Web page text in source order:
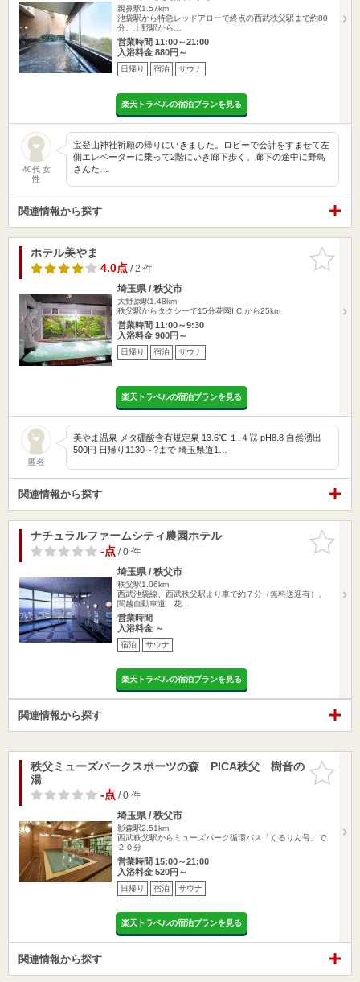
親鼻駅1.57km
池袋駅から特急レッドアローで終点の西武秩父駅まで約80
分。上野駅から…
営業時間 11:00～21:00
入浴料金 880円～
日帰り 宿泊 サウナ
楽天トラベルの宿泊プランを見る
40代 女
性
宝登山神社祈願の帰りにいきました。ロビーで会計をすませて左
側エレベーターに乗って2階にいき廊下歩く。廊下の途中に野鳥
さんた…
関連情報から探す
お気に入
りに追加
ホテル美やま
4.0点/ 2 件
埼玉県 / 秩父市
大野原駅1.48km
秩父駅からタクシーで15分花園I.C.から25km
営業時間 11:00～9:30
入浴料金 900円～
日帰り 宿泊 サウナ
楽天トラベルの宿泊プランを見る
匿名
美やま温泉 メタ硼酸含有規定泉 13.6℃ １.４㍑ pH8.8 自然湧出
500円 日帰り1130～?まで 埼玉県道1…
関連情報から探す
お気に入
りに追加
ナチュラルファームシティ農園ホテル
-点/ 0 件
埼玉県 / 秩父市
秩父駅1.06km
西武池袋線、西武秩父駅より車で約７分（無料送迎有）、
関越自動車道 花…
営業時間
入浴料金 ～
宿泊 サウナ
楽天トラベルの宿泊プランを見る
関連情報から探す
お気に入
りに追加
秩父ミューズパークスポーツの森 PICA秩父 樹音の
湯
-点/ 0 件
埼玉県 / 秩父市
影森駅2.51km
西武秩父駅からミューズパーク循環バス「ぐるりん号」で
２０分
営業時間 15:00～21:00
入浴料金 520円～
日帰り 宿泊 サウナ
楽天トラベルの宿泊プランを見る
関連情報から探す